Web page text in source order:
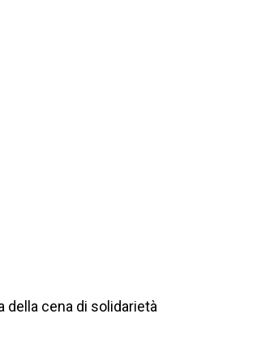
della cena di solidarietà